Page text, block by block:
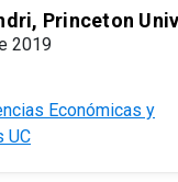
Princeton
2019
Económicas y
UC